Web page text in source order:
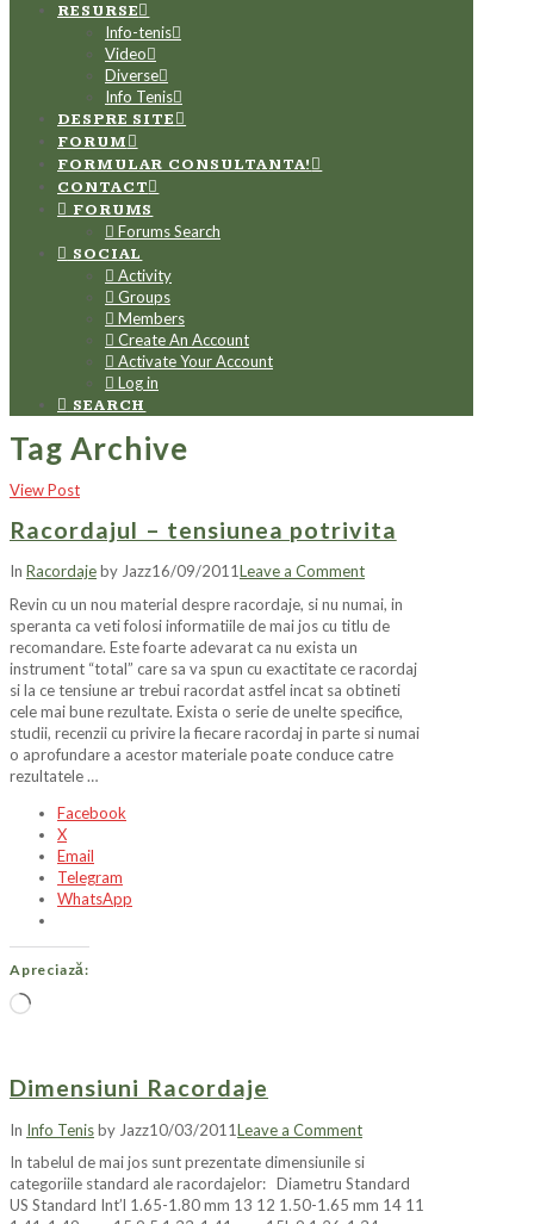
RESURSE
Info-tenis
Video
Diverse
Info Tenis
DESPRE SITE
FORUM
FORMULAR CONSULTANTA!
CONTACT
FORUMS
Forums Search
SOCIAL
Activity
Groups
Members
Create An Account
Activate Your Account
Log in
SEARCH
Tag Archive
View Post
Racordajul – tensiunea potrivita
In Racordajeby Jazz16/09/2011Leave a Comment
Revin cu un nou material despre racordaje, si nu numai, in
speranta ca veti folosi informatiile de mai jos cu titlu de
recomandare. Este foarte adevarat ca nu exista un
instrument “total” care sa va spun cu exactitate ce racordaj
si la ce tensiune ar trebui racordat astfel incat sa obtineti
cele mai bune rezultate. Exista o serie de unelte specifice,
studii, recenzii cu privire la fiecare racordaj in parte si numai
o aprofundare a acestor materiale poate conduce catre
rezultatele …
Facebook
X
Email
Telegram
WhatsApp
Apreciază:
Încarc...
Dimensiuni Racordaje
In Info Tenisby Jazz10/03/2011Leave a Comment
In tabelul de mai jos sunt prezentate dimensiunile si
categoriile standard ale racordajelor: Diametru Standard
US Standard Int’l 1.65-1.80 mm 13 12 1.50-1.65 mm 14 11